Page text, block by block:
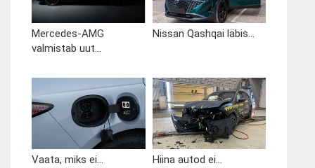
Mercedes-AMG
valmistab uut...
Nissan Qashqai läbis...
Vaata, miks ei... Hiina autod ei...